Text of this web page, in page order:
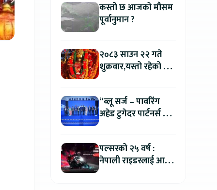
कस्तो छ आजको मौसम
पूर्वानुमान ?
२०८३ साउन २२ गते
शुक्रवार,यस्तो रहेको छ
“ब्लू सर्ज – पावरिंग
अहेड टुगेदर पार्टनर्स मीट
यामाहाको घोषणा
पल्सरको २५ वर्ष :
नेपाली राइडरलाई आफ्नै